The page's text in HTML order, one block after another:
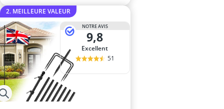
2. MEILLEURE VALEUR
NOTRE AVIS
9,8
Excellent
51